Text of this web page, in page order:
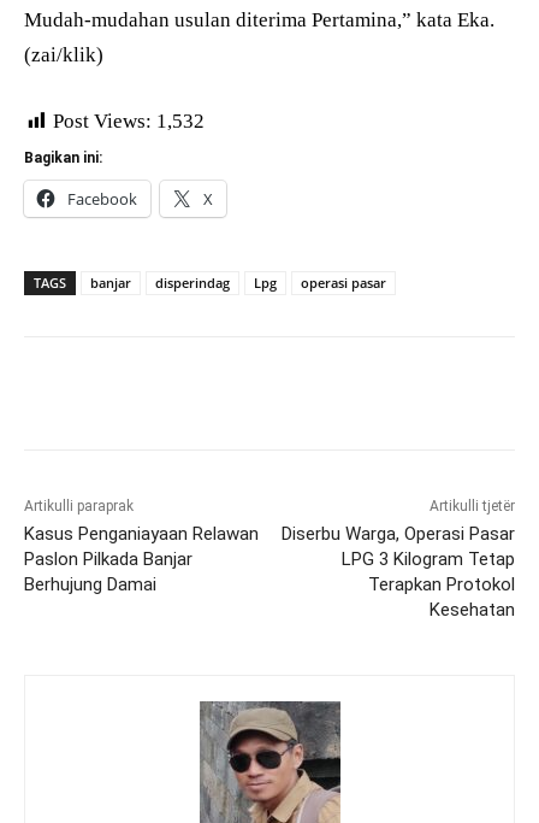
Mudah-mudahan usulan diterima Pertamina,” kata Eka.
(zai/klik)
Post Views: 1,532
Bagikan ini:
Facebook X
TAGS banjar disperindag Lpg operasi pasar
Artikulli paraprak
Kasus Penganiayaan Relawan
Paslon Pilkada Banjar
Berhujung Damai
Artikulli tjetër
Diserbu Warga, Operasi Pasar
LPG 3 Kilogram Tetap
Terapkan Protokol
Kesehatan